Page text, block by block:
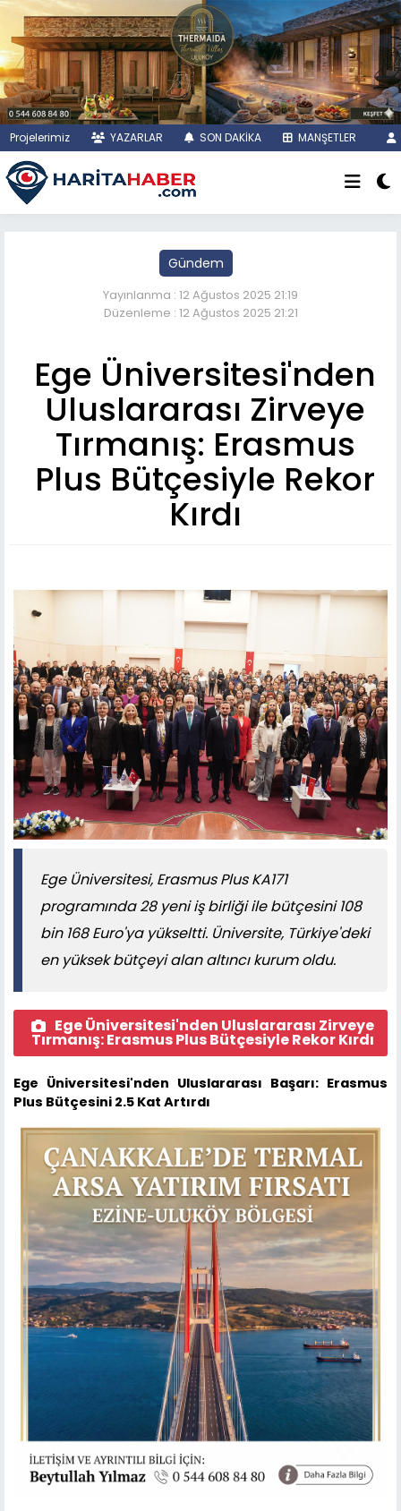
Projelerimiz YAZARLAR SON DAKİKA MANŞETLER
Gündem
Yayınlanma : 12 Ağustos 2025 21:19
Düzenleme : 12 Ağustos 2025 21:21
Ege Üniversitesi'nden
Uluslararası Zirveye
Tırmanış: Erasmus
Plus Bütçesiyle Rekor
Kırdı
Ege Üniversitesi, Erasmus Plus KA171
programında 28 yeni iş birliği ile bütçesini 108
bin 168 Euro'ya yükseltti. Üniversite, Türkiye'deki
en yüksek bütçeyi alan altıncı kurum oldu.
Ege Üniversitesi'nden Uluslararası Zirveye
Tırmanış: Erasmus Plus Bütçesiyle Rekor Kırdı
Ege Üniversitesi'nden Uluslararası Başarı: Erasmus
Plus Bütçesini 2.5 Kat Artırdı